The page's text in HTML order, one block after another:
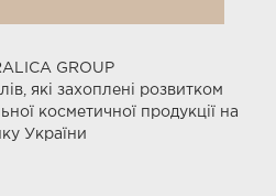
GROUP
які захоплені розвитком
косметичної продукції на
України